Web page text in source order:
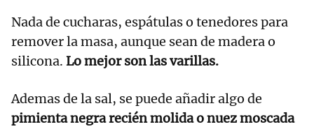
Nada de cucharas, espátulas o tenedores para
remover la masa, aunque sean de madera o
silicona. Lo mejor son las varillas.
Ademas de la sal, se puede añadir algo de
pimienta negra recién molida o nuez moscada